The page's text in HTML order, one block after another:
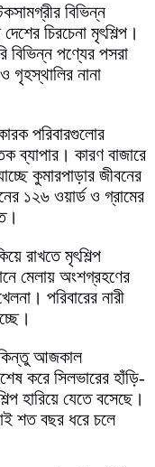
বিভিন্ন
চিরচেনা মৃৎশিল্প।
বিভিন্ন পণ্যের পসরা
গৃহস্থালির নানা
পরিবারগুলোর
ব্যাপার। কারণ বাজারে
কুমারপাড়ার জীবনের
১২৬ ওয়ার্ড ও গ্রামের
রাখতে মৃৎশিল্প
মেলায় অংশগ্রহণের
পরিবারের নারী
কিন্তু আজকাল
করে সিলভারের হাঁড়ি-
হারিয়ে যেতে বসেছে।
শত বছর ধরে চলে